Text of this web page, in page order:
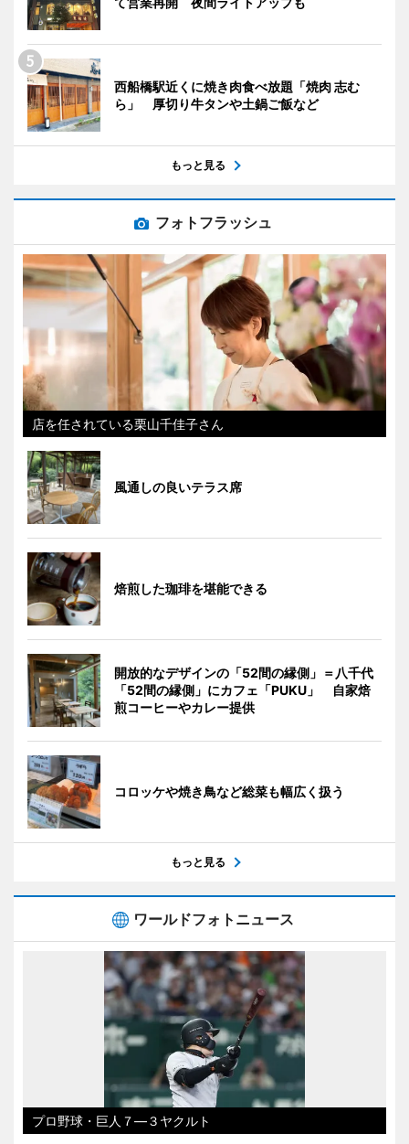
西船橋駅近くに焼き肉食べ放題「焼肉 志む
ら」 厚切り牛タンや土鍋ご飯など
もっと見る
フォトフラッシュ
店を任されている栗山千佳子さん
風通しの良いテラス席
焙煎した珈琲を堪能できる
開放的なデザインの「52間の縁側」＝八千代
「52間の縁側」にカフェ「PUKU」 自家焙
煎コーヒーやカレー提供
コロッケや焼き鳥など総菜も幅広く扱う
もっと見る
ワールドフォトニュース
プロ野球・巨人７―３ヤクルト